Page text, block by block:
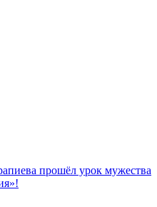
прошёл урок мужества